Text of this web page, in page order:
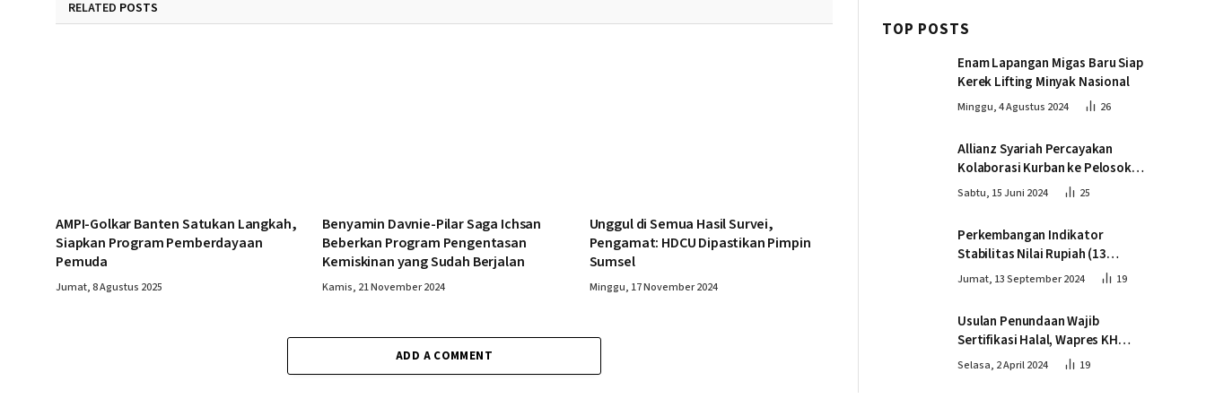
RELATED POSTS
AMPI-Golkar Banten Satukan Langkah,
Siapkan Program Pemberdayaan
Pemuda
Jumat, 8 Agustus 2025
Benyamin Davnie-Pilar Saga Ichsan
Beberkan Program Pengentasan
Kemiskinan yang Sudah Berjalan
Kamis, 21 November 2024
Unggul di Semua Hasil Survei,
Pengamat: HDCU Dipastikan Pimpin
Sumsel
Minggu, 17 November 2024
ADD A COMMENT
TOP POSTS
Enam Lapangan Migas Baru Siap
Kerek Lifting Minyak Nasional
Minggu, 4 Agustus 2024 26
Allianz Syariah Percayakan
Kolaborasi Kurban ke Pelosok
Negeri bersama Dompet Dhuafa
Sabtu, 15 Juni 2024 25
Perkembangan Indikator
Stabilitas Nilai Rupiah (13
September 2024)
Jumat, 13 September 2024 19
Usulan Penundaan Wajib
Sertifikasi Halal, Wapres KH
Ma’ruf Amin: Proses Tetap
Selasa, 2 April 2024 19